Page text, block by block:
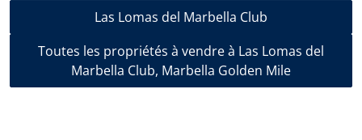
Las Lomas del Marbella Club
Toutes les propriétés à vendre à Las Lomas del
Marbella Club, Marbella Golden Mile